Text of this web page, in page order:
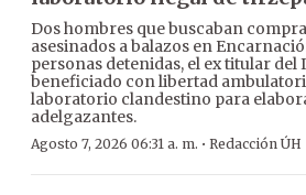
Dos hombres que buscaban
asesinados a balazos en
personas detenidas, el ex titular del
beneficiado con libertad
laboratorio clandestino para
adelgazantes.
Agosto 7, 2026 06:31 a. m. · Redacción ÚH